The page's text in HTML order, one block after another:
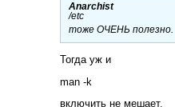
Anarchist
/etc
тоже ОЧЕНЬ полезно.
Тогда уж и
man -k
включить не мешает.